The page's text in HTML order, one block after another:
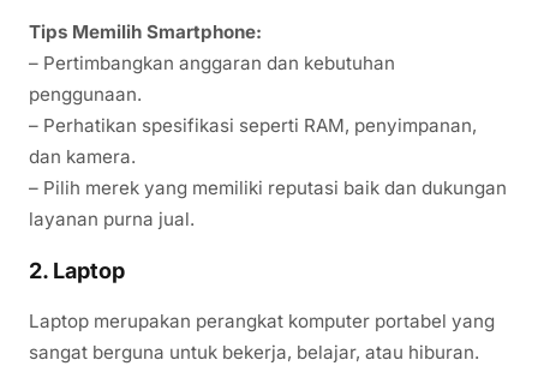
Tips Memilih Smartphone:
– Pertimbangkan anggaran dan kebutuhan
penggunaan.
– Perhatikan spesifikasi seperti RAM, penyimpanan,
dan kamera.
– Pilih merek yang memiliki reputasi baik dan dukungan
layanan purna jual.
2. Laptop
Laptop merupakan perangkat komputer portabel yang
sangat berguna untuk bekerja, belajar, atau hiburan.